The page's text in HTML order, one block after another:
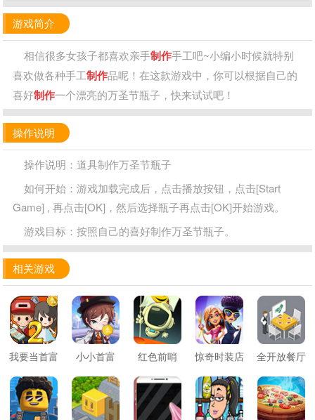
游戏简介
相信很多女孩子都喜欢亲手制作手工吧~小编小时候就特别
喜欢做各种手工制作品呢！在这款游戏中，你可以根据自己的
喜好制作一个漂亮的万圣节瓶子，快来试试吧！
操作说明
操作说明：道具制作万圣节瓶子
如何开始：游戏加载完成后，点击播放按钮，点击[Start
Game] , 再点击[OK]，然后选择瓶子再点击[OK]开始游戏。
游戏目标：按照自己的喜好制作万圣节瓶子。
相关游戏
我要当首富 小小首富 红色前哨 惊奇时装店 全开放餐厅